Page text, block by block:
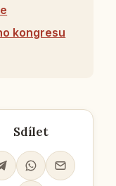
kongresu
Sdílet